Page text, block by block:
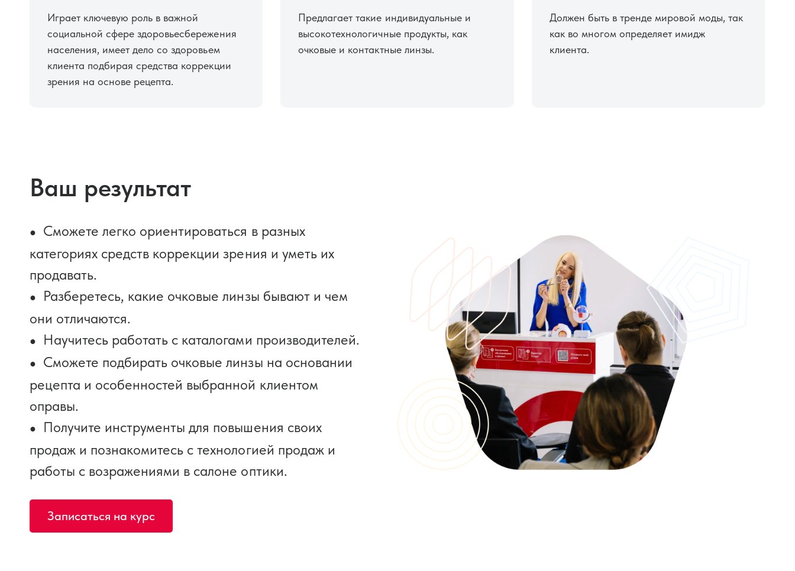
Играет ключевую роль в важной
социальной сфере здоровьесбережения
населения, имеет дело со здоровьем
клиента подбирая средства коррекции
зрения на основе рецепта.
Предлагает такие индивидуальные и
высокотехнологичные продукты, как
очковые и контактные линзы.
Должен быть в тренде мировой моды, так
как во многом определяет имидж
клиента.
Ваш результат
Сможете легко ориентироваться в разных
категориях средств коррекции зрения и уметь их
продавать.
Разберетесь, какие очковые линзы бывают и чем
они отличаются.
Научитесь работать с каталогами производителей.
Сможете подбирать очковые линзы на основании
рецепта и особенностей выбранной клиентом
оправы.
Получите инструменты для повышения своих
продаж и познакомитесь с технологией продаж и
работы с возражениями в салоне оптики.
Записаться на курс